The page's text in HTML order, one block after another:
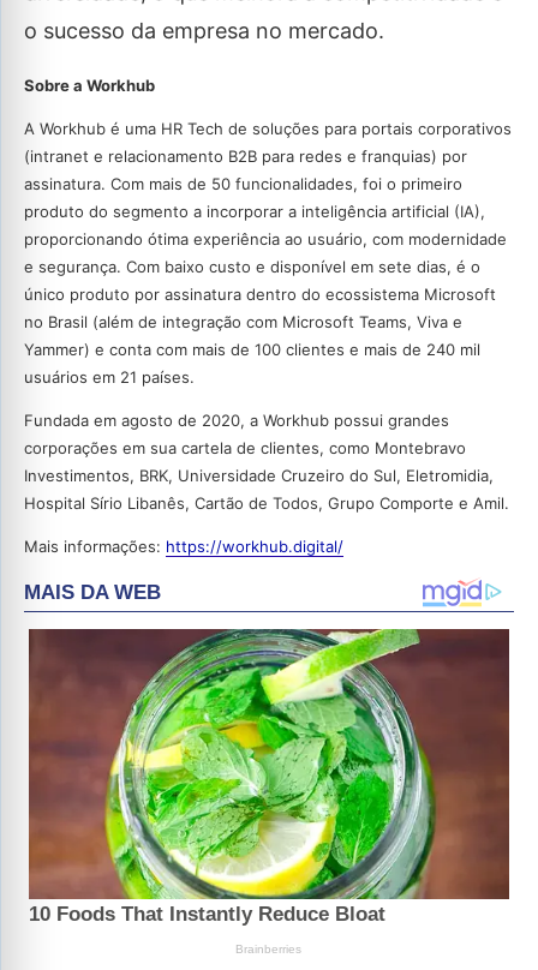
o sucesso da empresa no mercado.
Sobre a Workhub
A Workhub é uma HR Tech de soluções para portais corporativos
(intranet e relacionamento B2B para redes e franquias) por
assinatura. Com mais de 50 funcionalidades, foi o primeiro
produto do segmento a incorporar a inteligência artificial (IA),
proporcionando ótima experiência ao usuário, com modernidade
e segurança. Com baixo custo e disponível em sete dias, é o
único produto por assinatura dentro do ecossistema Microsoft
no Brasil (além de integração com Microsoft Teams, Viva e
Yammer) e conta com mais de 100 clientes e mais de 240 mil
usuários em 21 países.
Fundada em agosto de 2020, a Workhub possui grandes
corporações em sua cartela de clientes, como Montebravo
Investimentos, BRK, Universidade Cruzeiro do Sul, Eletromidia,
Hospital Sírio Libanês, Cartão de Todos, Grupo Comporte e Amil.
Mais informações: https://workhub.digital/